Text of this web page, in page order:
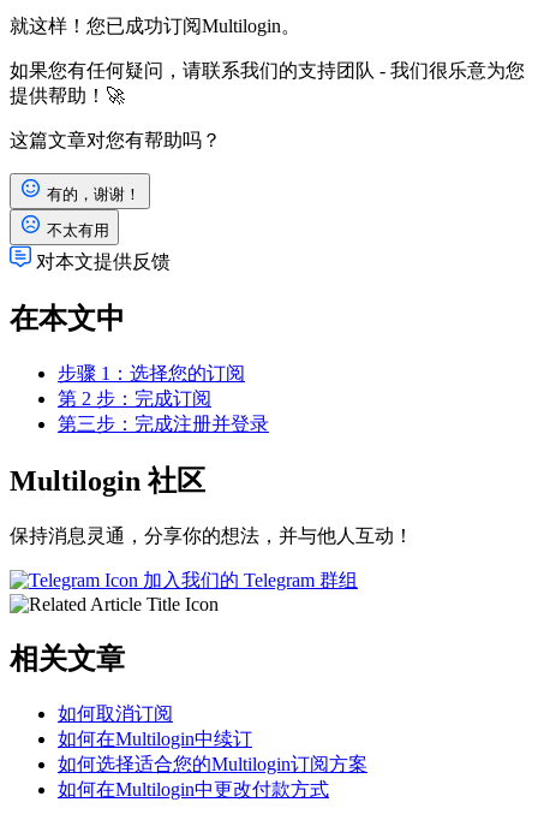
就这样！您已成功订阅Multilogin。
如果您有任何疑问，请联系我们的支持团队 - 我们很乐意为您
提供帮助！🚀
这篇文章对您有帮助吗？
有的，谢谢！
不太有用
对本文提供反馈
在本文中
步骤 1：选择您的订阅
第 2 步：完成订阅
第三步：完成注册并登录
Multilogin 社区
保持消息灵通，分享你的想法，并与他人互动！
加入我们的 Telegram 群组
相关文章
如何取消订阅
如何在Multilogin中续订
如何选择适合您的Multilogin订阅方案
如何在Multilogin中更改付款方式